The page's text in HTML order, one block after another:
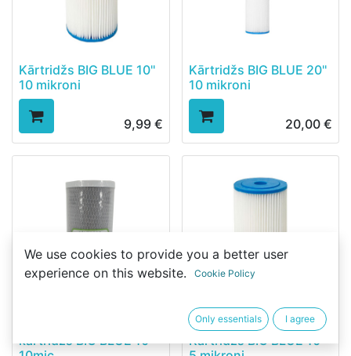
Kārtridžs BIG BLUE 10''
10 mikroni
9,99€
Kārtridžs BIG BLUE 20''
10 mikroni
20,00 €
kārtridžs BIG BLUE 10"
Kārtridžs BIG BLUE 10''
We use cookies to provide you a better user
experience on this website.
Cookie Policy
Only essentials I agree